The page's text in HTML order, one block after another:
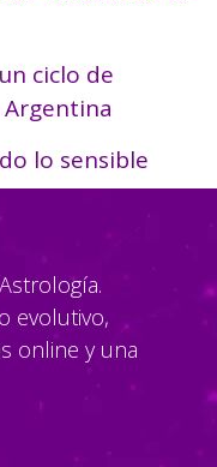
ciclo de
lo sensible
evolutivo,
online y una